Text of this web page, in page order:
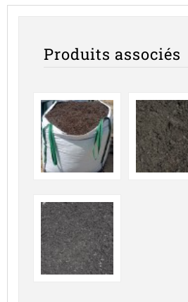
Produits associés